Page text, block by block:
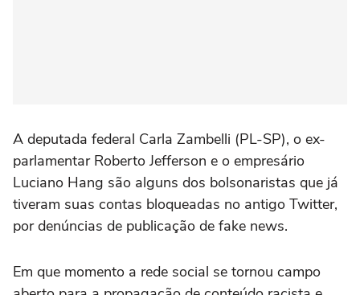
A deputada federal Carla Zambelli (PL-SP), o ex-
parlamentar Roberto Jefferson e o empresário
Luciano Hang são alguns dos bolsonaristas que já
tiveram suas contas bloqueadas no antigo Twitter,
por denúncias de publicação de fake news.
Em que momento a rede social se tornou campo